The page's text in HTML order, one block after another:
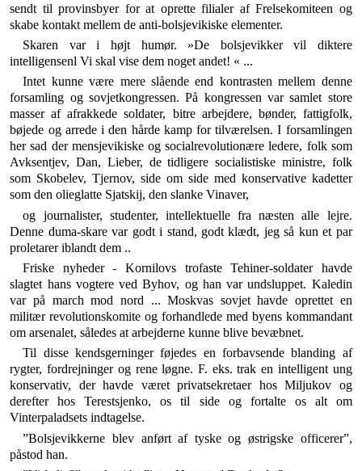
sendt til provinsbyer for at oprette filialer af Frelse­komiteen og
skabe kontakt mellem de anti-bolsjevikiske elementer.
Skaren var i højt humør. »De bolsjevikker vil diktere
intelligensenl Vi skal vise dem noget andet! « ...
Intet kunne være mere slående end kontrasten mellem denne
forsamling og sovjetkongressen. På kongressen var samlet store
masser af afrakkede soldater, bitre arbejdere, bønder, fattigfolk,
bøjede og arrede i den hårde kamp for tilværelsen. I forsamlingen
her sad der mensjeviki­ske og socialrevolutionære ledere, folk som
Avksentjev, Dan, Lieber, de tidligere socialistiske ministre, folk
som Skobelev, Tjernov, side om side med konservative ka­detter
som den olieglatte Sjatskij, den slanke Vinaver,
og journalister, studenter, intellektuelle fra næsten alle lejre.
Denne duma-skare var godt i stand, godt klædt, jeg så kun et par
proletarer iblandt dem ..
Friske nyheder - Kornilovs trofaste Tehiner-soldater havde
slagtet hans vogtere ved Byhov, og han var und­sluppet. Kaledin
var på march mod nord ... Moskvas sovjet havde oprettet en
militær revolutionskomite og forhandlede med byens kommandant
om arsenalet, så­ledes at arbejderne kunne blive bevæbnet.
Til disse kendsgerninger føjedes en forbavsende blan­ding af
rygter, fordrejninger og rene løgne. F. eks. trak en intelligent ung
konservativ, der havde været privat­sekretaer hos Miljukov og
derefter hos Terestsjenko, os til side og fortalte os alt om
Vinterpaladsets indtagelse.
”Bolsjevikkerne blev anført af tyske og østrigske of­ficerer”,
påstod han.